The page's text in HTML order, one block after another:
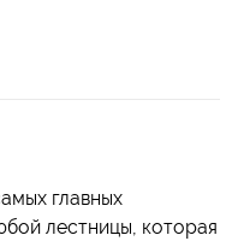
главных
лестницы, которая